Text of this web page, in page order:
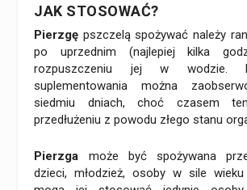
JAK STOSOWAĆ?
Pierzgę pszczelą spożywać należy
po uprzednim (najlepiej kilka
rozpuszczeniu jej w wodzie.
suplementowania można
siedmiu dniach, choć czasem
przedłużeniu z powodu złego stanu
Pierzga może być spożywana
dzieci, młodzież, osoby w sile